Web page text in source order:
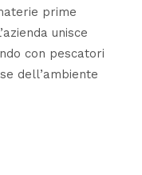
prime
unisce
con pescatori
dell’ambiente